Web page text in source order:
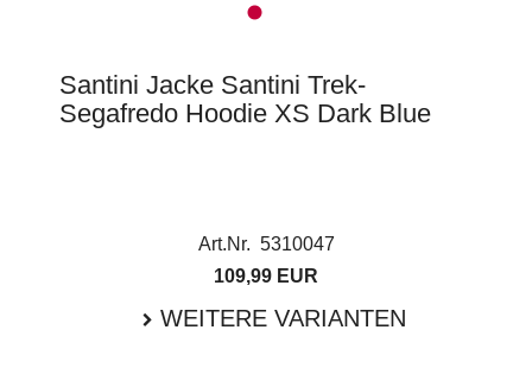
Santini Jacke Santini Trek-
Segafredo Hoodie XS Dark Blue
Art.Nr. 5310047
109,99 EUR
WEITERE VARIANTEN